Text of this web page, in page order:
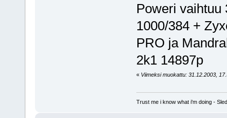
Poweri vaihtuu
1000/384 +
PRO ja
2k1 14897p
« Viimeksi muokattu: 31.12.2003,
Trust me i know what i'm doing -